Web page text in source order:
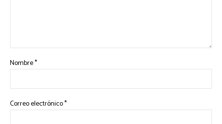
Nombre*
Correo electrónico*